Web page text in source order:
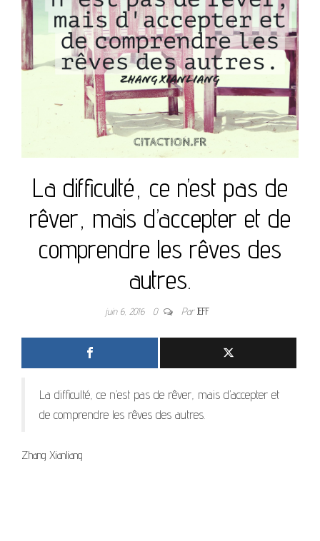
La difficulté, ce n’est pas de
rêver, mais d’accepter et de
comprendre les rêves des
autres.
juin 6, 2016 0 ParJEFF
La difficulté, ce n’est pas de rêver, mais d’accepter et
de comprendre les rêves des autres.
Zhang Xianliang